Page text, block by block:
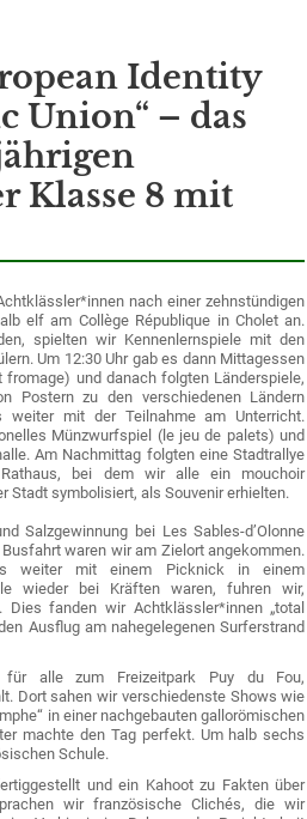
Identity
Union“ – das
Klasse 8 mit
nach einer zehnstündigen
elf am Collège République in Cholet an.
spielten wir Kennenlernspiele mit den
Um 12:30 Uhr gab es dann Mittagessen
und danach folgten Länderspiele,
Postern zu den verschiedenen Ländern
mit der Teilnahme am Unterricht.
Münzwurfspiel (le jeu de palets) und
Am Nachmittag folgten eine Stadtrallye
bei dem wir alle ein mouchoir
Stadt symbolisiert, als Souvenir erhielten.
Salzgewinnung bei Les Sables-d’Olonne
waren wir am Zielort angekommen.
weiter mit einem Picknick in einem
wieder bei Kräften waren, fuhren wir,
Dies fanden wir Achtklässler*innen „total
Ausflug am nahegelegenen Surferstrand
für alle zum Freizeitpark Puy du Fou,
Dort sahen wir verschiedenste Shows wie
in einer nachgebauten gallorömischen
machte den Tag perfekt. Um halb sechs
Schule.
und ein Kahoot zu Fakten über
wir französische Clichés, die wir